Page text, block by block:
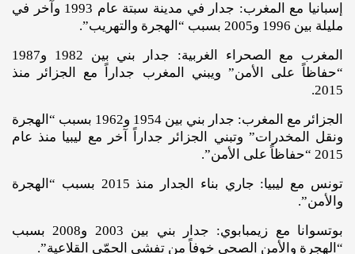
إسبانيا مع المغرب: جدار في مدينة سبتة عام 1993 وآخر في
مليلة بين 1996 و2005 بسبب “الهجرة والتهريب”.
المغرب مع الصحراء الغربية: جدار بني بين 1982 و1987
“حفاظاً على الأمن” ويبني المغرب جداراً مع الجزائر منذ
2015.
الجزائر مع المغرب: جدار بني بين 1954 و1962 بسبب “الهجرة
ونقل المخدرات” وتبني الجزائر جداراً آخر مع ليبيا منذ عام
2015 “حفاظاً على الأمن”.
تونس مع ليبيا: جاري بناء الجدار منذ 2015 بسبب “الهجرة
والأمن”.
بوتسوانا مع زيمبابوي: جدار بني بين 2003 و2008 بسبب
“الهجرة والأمن الصحي خوفاً من تفشي الحمّى القلاعية”.